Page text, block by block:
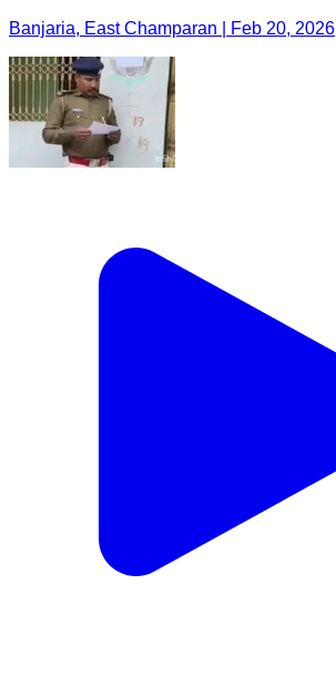
Banjaria, East Champaran | Feb 20, 2026